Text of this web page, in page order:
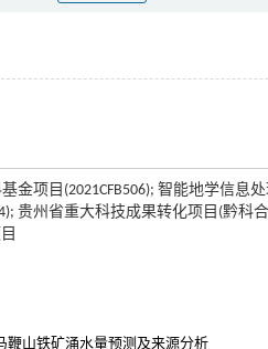
金项目(2021CFB506); 智能地学信息
贵州省重大科技成果转化项目(黔科